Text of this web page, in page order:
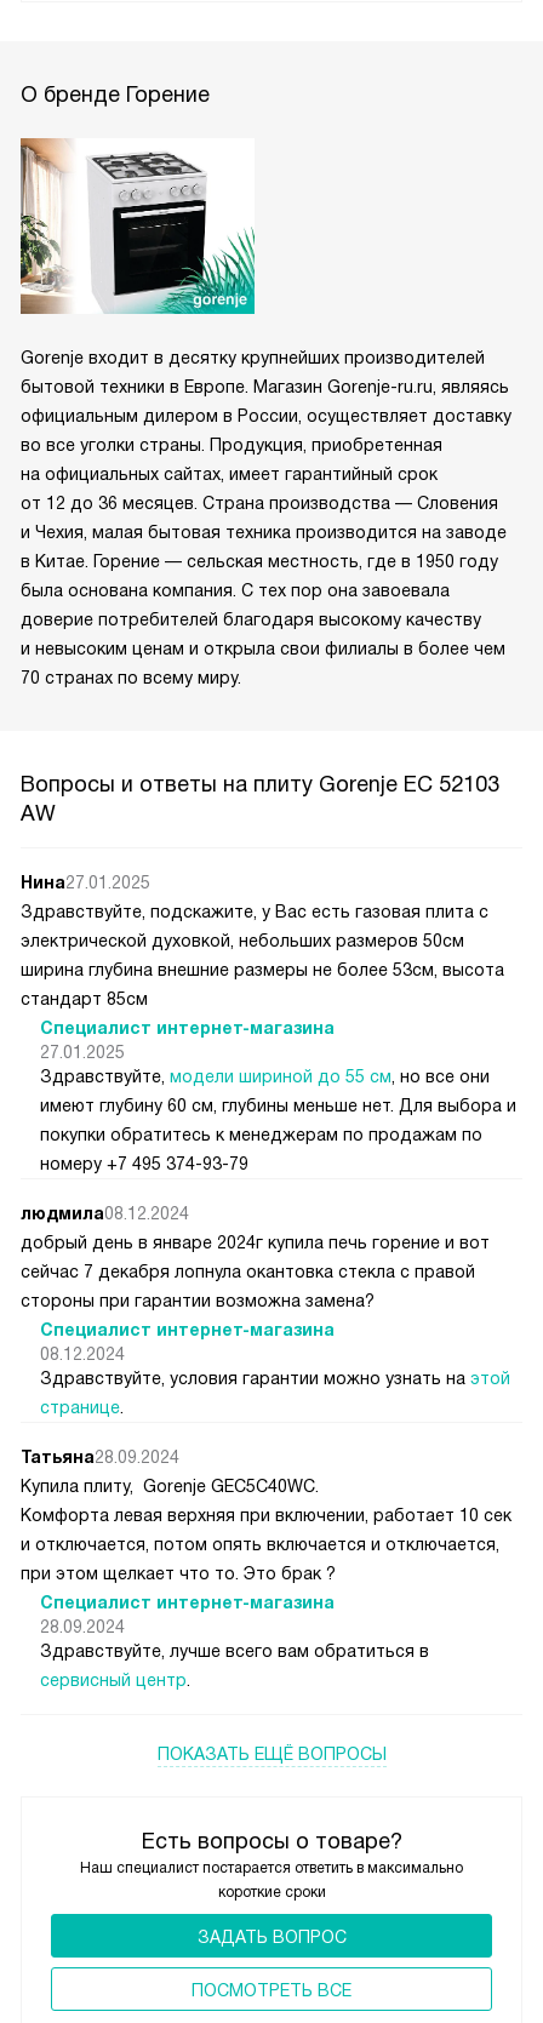
О бренде Горение
Gorenje входит в десятку крупнейших производителей
бытовой техники в Европе. Магазин Gorenje-ru.ru, являясь
официальным дилером в России, осуществляет доставку
во все уголки страны. Продукция, приобретенная
на официальных сайтах, имеет гарантийный срок
от 12 до 36 месяцев. Страна производства — Словения
и Чехия, малая бытовая техника производится на заводе
в Китае. Горение — сельская местность, где в 1950 году
была основана компания. С тех пор она завоевала
доверие потребителей благодаря высокому качеству
и невысоким ценам и открыла свои филиалы в более чем
70 странах по всему миру.
Вопросы и ответы на плиту Gorenje EC 52103
AW
Есть вопросы о товаре?
Наш специалист постарается ответить в максимально
короткие сроки
ЗАДАТЬ ВОПРОС
ПОCМОТРЕТЬ ВСЕ
Нина27.01.2025
Здравствуйте, подскажите, у Вас есть газовая плита с
электрической духовкой, небольших размеров 50см
ширина глубина внешние размеры не более 53см, высота
стандарт 85см
Специалист интернет-магазина
27.01.2025
Здравствуйте, модели шириной до 55 см , но все они
имеют глубину 60 см, глубины меньше нет. Для выбора и
покупки обратитесь к менеджерам по продажам по
номеру +7 495 374-93-79
людмила08.12.2024
добрый день в январе 2024г купила печь горение и вот
сейчас 7 декабря лопнула окантовка стекла с правой
стороны при гарантии возможна замена?
Специалист интернет-магазина
08.12.2024
Здравствуйте, условия гарантии можно узнать на этой
странице
Татьяна28.09.2024
Купила плиту, Gorenje GEC5C40WC.
Комфорта левая верхняя при включении, работает 10 сек
и отключается, потом опять включается и отключается,
при этом щелкает что то. Это брак ?
Специалист интернет-магазина
28.09.2024
Здравствуйте, лучше всего вам обратиться в
сервисный центр
ПОКАЗАТЬ ЕЩЁ ВОПРОСЫ